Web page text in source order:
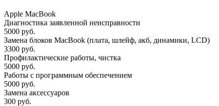
Apple MacBook
Диагностика заявленной неисправности
5000 руб.
Замена блоков MacBook (плата, шлейф, акб, динамики, LCD)
3300 руб.
Профилактические работы, чистка
5000 руб.
Работы с программным обеспечением
5000 руб.
Замена аксессуаров
300 руб.